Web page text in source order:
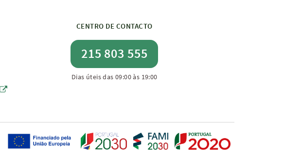
CENTRO DE CONTACTO
215 803 555
Dias úteis das 09:00 às 19:00